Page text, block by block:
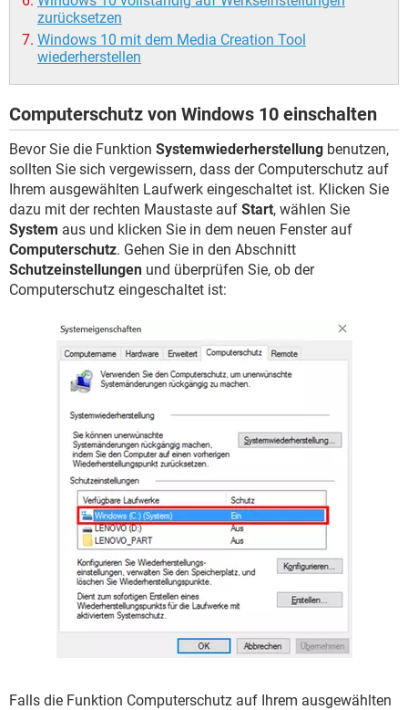
zurücksetzen
Windows 10 mit dem Media Creation Tool
wiederherstellen
Computerschutz von Windows 10 einschalten
Bevor Sie die Funktion Systemwiederherstellung benutzen,
sollten Sie sich vergewissern, dass der Computerschutz auf
Ihrem ausgewählten Laufwerk eingeschaltet ist. Klicken Sie
dazu mit der rechten Maustaste auf Start, wählen Sie
System aus und klicken Sie in dem neuen Fenster auf
Computerschutz. Gehen Sie in den Abschnitt
Schutzeinstellungen und überprüfen Sie, ob der
Computerschutz eingeschaltet ist:
Falls die Funktion Computerschutz auf Ihrem ausgewählten